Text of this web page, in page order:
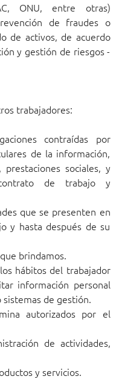
ONU, entre otras)
de fraudes o
de activos, de acuerdo
y gestión de riesgos -
trabajadores:
contraídas por
de la información,
sociales, y
de trabajo y
que se presenten en
y hasta después de su
brindamos.
hábitos del trabajador
información personal
de gestión.
autorizados por el
de actividades,
y servicios.